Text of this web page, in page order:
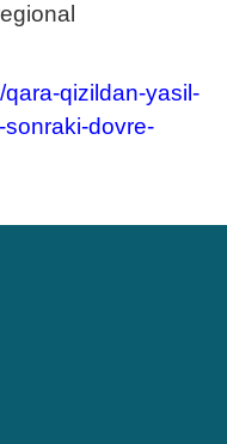
qizildan-yasil-
dovre-